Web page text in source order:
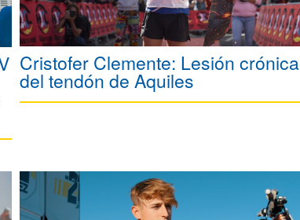
Cristofer Clemente: Lesión crónica
del tendón de Aquiles